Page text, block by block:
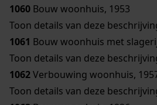
1060 Bouw woonhuis, 1953
Toon details van deze
1061 Bouw woonhuis met
Toon details van deze
1062Verbouwing woonhuis,
Toon details van deze